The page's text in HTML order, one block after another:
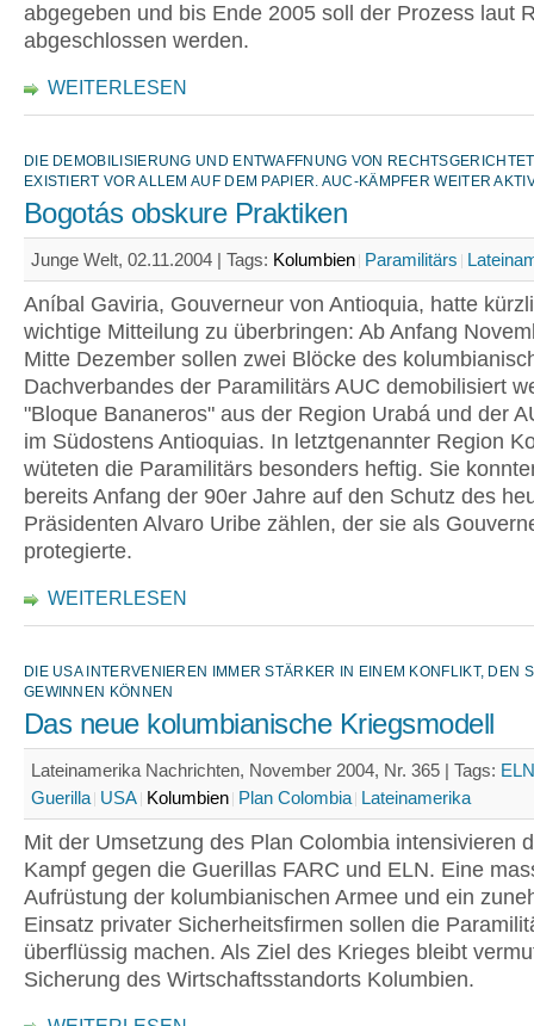
abgegeben und bis Ende 2005 soll der Prozess laut
abgeschlossen werden.
WEITERLESEN
DIE DEMOBILISIERUNG UND ENTWAFFNUNG VON
EXISTIERT VOR ALLEM AUF DEM PAPIER. AUC-KÄMPFER WEITER
Bogotás obskure Praktiken
Junge Welt, 02.11.2004 | Tags: Kolumbien Paramilitärs
Aníbal Gaviria, Gouverneur von Antioquia, hatte
wichtige Mitteilung zu überbringen: Ab Anfang
Mitte Dezember sollen zwei Blöcke des
Dachverbandes der Paramilitärs AUC demobilisiert
"Bloque Bananeros" aus der Region Urabá und der
im Südostens Antioquias. In letztgenannter Region
wüteten die Paramilitärs besonders heftig. Sie
bereits Anfang der 90er Jahre auf den Schutz des
Präsidenten Alvaro Uribe zählen, der sie als
protegierte.
WEITERLESEN
DIE USA INTERVENIEREN IMMER STÄRKER IN EINEM KONFLIKT, DEN
GEWINNEN KÖNNEN
Das neue kolumbianische Kriegsmodell
Lateinamerika Nachrichten, November 2004, Nr. 365 | Tags: ELN
Guerilla USA Kolumbien Plan Colombia Lateinamerika
Mit der Umsetzung des Plan Colombia intensivieren
Kampf gegen die Guerillas FARC und ELN. Eine
Aufrüstung der kolumbianischen Armee und ein
Einsatz privater Sicherheitsfirmen sollen die
überflüssig machen. Als Ziel des Krieges bleibt
Sicherung des Wirtschaftsstandorts Kolumbien.